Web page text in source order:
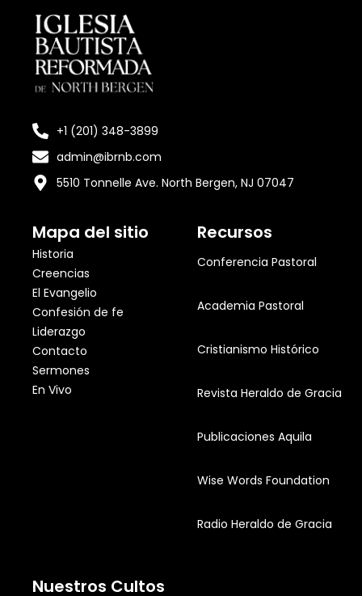
+1 (201) 348-3899
admin@ibrnb.com
5510 Tonnelle Ave. North Bergen, NJ 07047
Mapa del sitio
Historia
Creencias
El Evangelio
Confesión de fe
Liderazgo
Contacto
Sermones
En Vivo
Recursos
Conferencia Pastoral
Academia Pastoral
Cristianismo Histórico
Revista Heraldo de Gracia
Publicaciones Aquila
Wise Words Foundation
Radio Heraldo de Gracia
Nuestros Cultos